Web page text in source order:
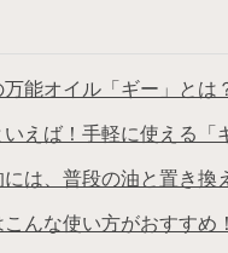
能オイル「ギー」とは
いえば！手軽に使える「
は、普段の油と置き換
んな使い方がおすすめ！